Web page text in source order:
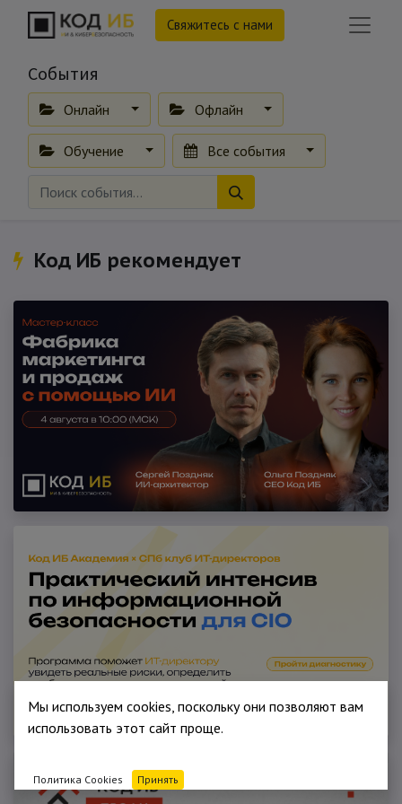
Свяжитесь с нами
События
Онлайн Офлайн
Обучение Все события
Код ИБ рекомендует
Мы используем cookies, поскольку они позволяют вам
использовать этот сайт проще.
Политика Cookies Принять